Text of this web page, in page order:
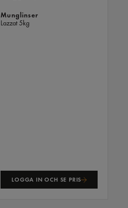
Munglinser
Lazzat5kg
LOGGA IN OCH SE PRIS